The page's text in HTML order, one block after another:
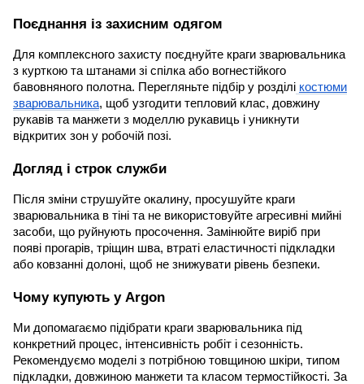
Поєднання із захисним одягом
Для комплексного захисту поєднуйте краги зварювальника
з курткою та штанами зі спілка або вогнестійкого
бавовняного полотна. Перегляньте підбір у розділі костюми
зварювальника, щоб узгодити тепловий клас, довжину
рукавів та манжети з моделлю рукавиць і уникнути
відкритих зон у робочій позі.
Догляд і строк служби
Після зміни струшуйте окалину, просушуйте краги
зварювальника в тіні та не використовуйте агресивні мийні
засоби, що руйнують просочення. Замінюйте виріб при
появі прогарів, тріщин шва, втраті еластичності підкладки
або ковзанні долоні, щоб не знижувати рівень безпеки.
Чому купують у Argon
Ми допомагаємо підібрати краги зварювальника під
конкретний процес, інтенсивність робіт і сезонність.
Рекомендуємо моделі з потрібною товщиною шкіри, типом
підкладки, довжиною манжети та класом термостійкості. За